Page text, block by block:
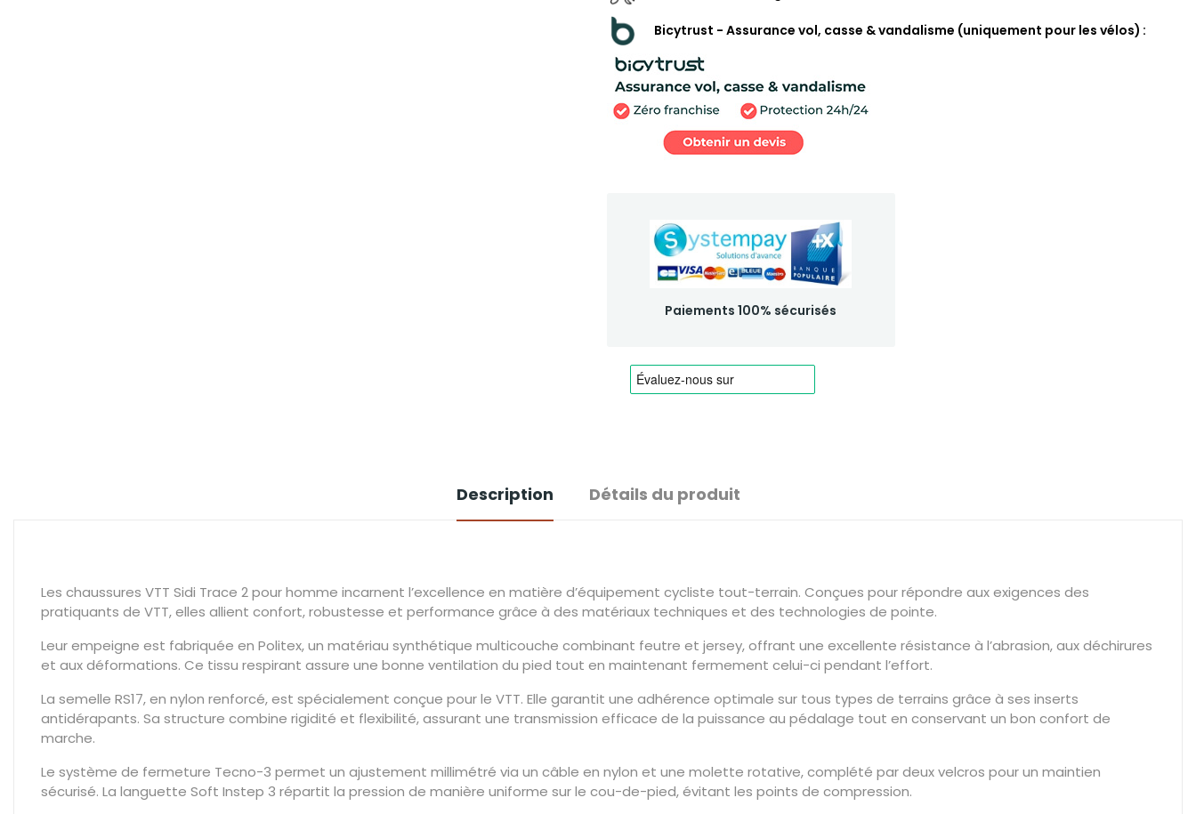
Bicytrust - Assurance vol, casse & vandalisme (uniquement pour les vélos)
Paiements 100% sécurisés
Description Détails du produit
Les chaussures VTT Sidi Trace 2 pour homme incarnent l’excellence en matière d’équipement cycliste tout-terrain. Conçues pour répondre aux exigences des
pratiquants de VTT, elles allient confort, robustesse et performance grâce à des matériaux techniques et des technologies de pointe.
Leur empeigne est fabriquée en Politex, un matériau synthétique multicouche combinant feutre et jersey, offrant une excellente résistance à l’abrasion, aux déchirures
et aux déformations. Ce tissu respirant assure une bonne ventilation du pied tout en maintenant fermement celui-ci pendant l’effort.
La semelle RS17, en nylon renforcé, est spécialement conçue pour le VTT. Elle garantit une adhérence optimale sur tous types de terrains grâce à ses inserts
antidérapants. Sa structure combine rigidité et flexibilité, assurant une transmission efficace de la puissance au pédalage tout en conservant un bon confort de
marche.
Le système de fermeture Tecno-3 permet un ajustement millimétré via un câble en nylon et une molette rotative, complété par deux velcros pour un maintien
sécurisé. La languette Soft Instep 3 répartit la pression de manière uniforme sur le cou-de-pied, évitant les points de compression.